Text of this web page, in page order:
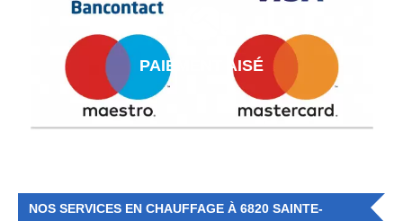
PAIEMENT AISÉ
NOS SERVICES EN CHAUFFAGE À 6820 SAINTE-